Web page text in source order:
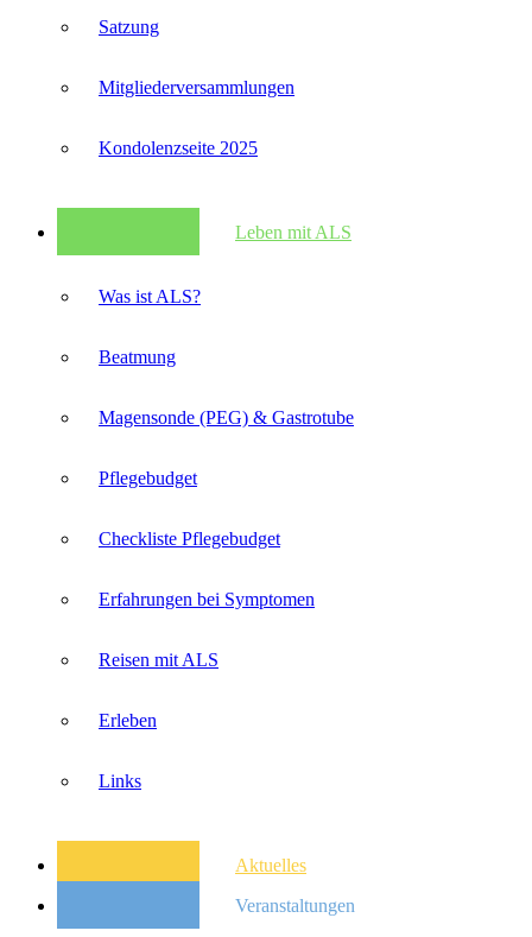
Satzung
Mitglieder­versammlungen
Kondolenzseite 2025
Leben mit ALS
Was ist ALS?
Beatmung
Magensonde (PEG) & Gastrotube
Pflegebudget
Checkliste Pflegebudget
Erfahrungen bei Symptomen
Reisen mit ALS
Erleben
Links
Aktuelles
Veranstaltungen